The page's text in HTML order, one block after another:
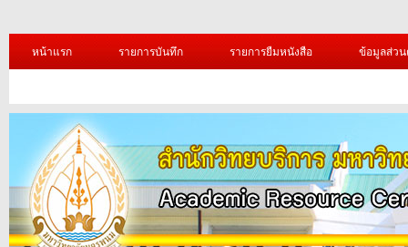
หน้าแรก รายการบันทึก รายการยืมหนังสือ ข้อมูลส่ว